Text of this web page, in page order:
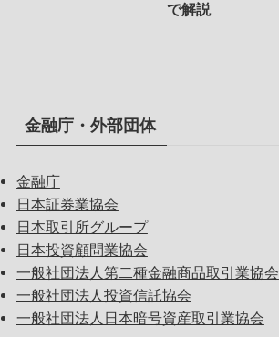
で解説
金融庁・外部団体
金融庁
日本証券業協会
日本取引所グループ
日本投資顧問業協会
一般社団法人第二種金融商品取引業協会
一般社団法人投資信託協会
一般社団法人日本暗号資産取引業協会